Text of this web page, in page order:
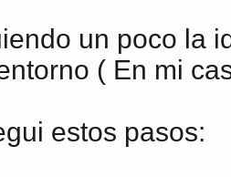
un poco la
( En mi
estos pasos: